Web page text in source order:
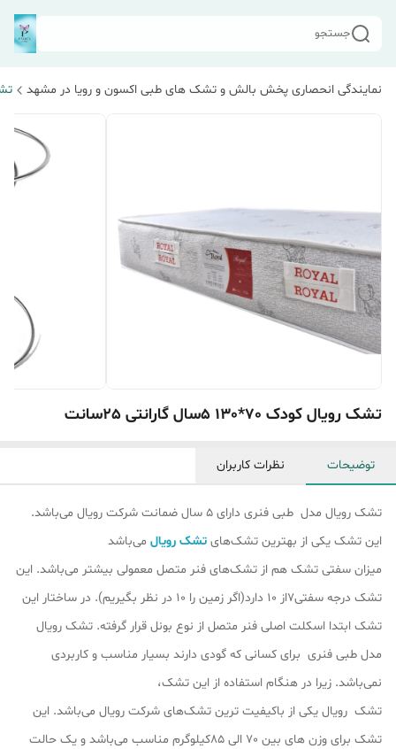
جستجو
نمایندگی انحصاری پخش بالش و تشک های طبی اکسون و رویا در مشهد
تشک رویال کودک 70*130 5سال گارانتی 25سانت
توضیحات نظرات کاربران
تشک رویال مدل طبی فنری دارای 5 سال ضمانت شرکت رویال می‌باشد.
این تشک یکی از بهترین تشک‌های تشک رویال می‌باشد
میزان سفتی تشک هم از تشک‎‌های فنر متصل معمولی بیشتر می‌باشد. این
تشک درجه سفتی7از 10 دارد(اگر زمین را 10 در نظر بگیریم). در ساختار این
تشک ابتدا اسکلت اصلی فنر متصل از نوع بونل قرار گرفته‌. تشک رویال
مدل طبی فنری برای کسانی که گودی دارند بسیار مناسب و کاربردی
نمی‌باشد. زیرا در هنگام استفاده از این تشک،
تشک رویال یکی از باکیفیت ترین تشک‌های شرکت رویال می‌باشد. این
تشک برای وزن های بین 70 الی 85کیلوگرم مناسب می‌باشد و یک حالت